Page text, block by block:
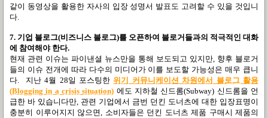
같이 동영상을 활용한 자사의 입장 성명서 발표도 고려할 수 있을 것입니
다.
7. 기업 블로그(비즈니스 블로그)를 오픈하여 블로거들과의 적극적인 대화
에 참여해야 한다.
현재 관련 이슈는 파이낸셜 뉴스만을 통해 보도되고 있지만, 향후 블로거
들의 이슈 전개에 따라 다수의 미디어가 이를 보도할 가능성은 매우 큽니
다. 지난 4월 28일 포스팅한위기 커뮤니케이션 차원에서 블로그 활용
(Blogging in a crisis situation) 에도 지하철 신드롬(Subway) 신드롬을 언
급한 바 있습니다만, 관련 기업에서 금번 던킨 도너츠에 대한 입장표명이
충분히 이루어지지 않으면, 소비자들은 던킨 도너츠 제품 구매시 제품의